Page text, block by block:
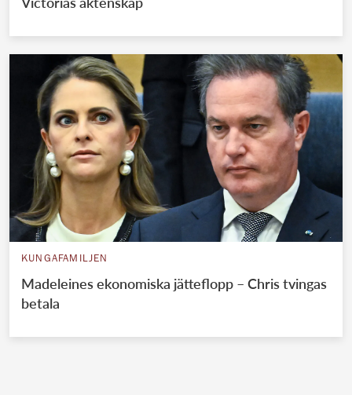
KUNGAFAMILJEN
Madeleines ekonomiska jätteflopp – Chris tvingas
betala